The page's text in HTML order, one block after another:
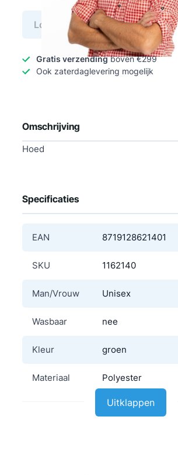
Log in voor prijs
Gratis verzendingboven €299
Ook zaterdaglevering mogelijk
Omschrijving
Hoed
Specificaties
EAN 8719128621401
SKU 1162140
Man/Vrouw Unisex
Wasbaar nee
Kleur groen
Materiaal Polyester
Uitklappen